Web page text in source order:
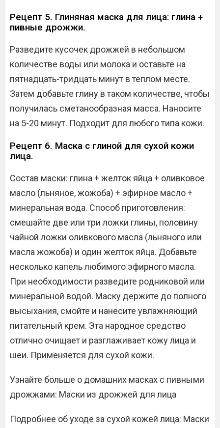
Рецепт 5. Глиняная маска для лица: глина +
пивные дрожжи.
Разведите кусочек дрожжей в небольшом
количестве воды или молока и оставьте на
пятнадцать-тридцать минут в теплом месте.
Затем добавьте глину в таком количестве, чтобы
получилась сметанообразная масса. Наносите
на 5-20 минут. Подходит для любого типа кожи.
Рецепт 6. Маска с глиной для сухой кожи
лица.
Состав маски: глина + желток яйца + оливковое
масло (льняное, жожоба) + эфирное масло +
минеральная вода. Способ приготовления:
смешайте две или три ложки глины, половину
чайной ложки оливкового масла (льняного или
масла жожоба) и один желток яйца. Добавьте
несколько капель любимого эфирного масла.
При необходимости разведите родниковой или
минеральной водой. Маску держите до полного
высыхания, смойте и нанесите увлажняющий
питательный крем. Эта народное средство
отлично очищает и разглаживает кожу лица и
шеи. Применяется для сухой кожи.
Узнайте больше о домашних масках с пивными
дрожжами: Маски из дрожжей для лица
Подробнее об уходе за сухой кожей лица: Маски